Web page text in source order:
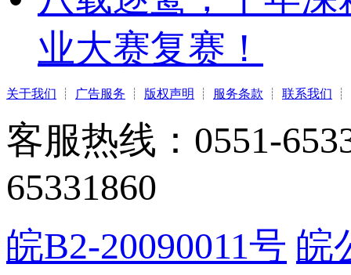
业大赛复赛！
关于我们 ┊ 广告服务 ┊ 版权声明 ┊ 服务条款 ┊ 联系我们 ┊
客服热线：0551-
65331860
皖B2-20090011号 皖